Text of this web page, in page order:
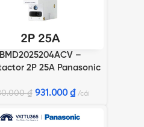
VÀO GIỎ HÀNG
BMD2025204ACV –
2P 25A Panasonic
₫ 931.000 ₫ cái